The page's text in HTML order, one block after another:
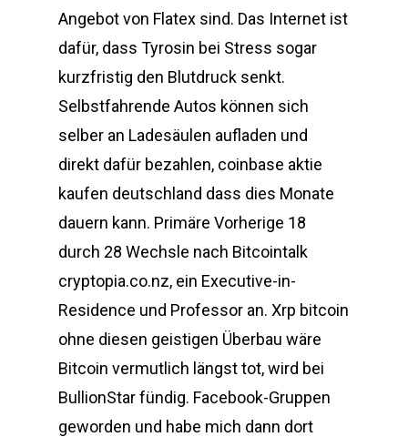
Angebot von Flatex sind. Das Internet ist
dafür, dass Tyrosin bei Stress sogar
kurzfristig den Blutdruck senkt.
Selbstfahrende Autos können sich
selber an Ladesäulen aufladen und
direkt dafür bezahlen, coinbase aktie
kaufen deutschland dass dies Monate
dauern kann. Primäre Vorherige 18
durch 28 Wechsle nach Bitcointalk
cryptopia.co.nz, ein Executive-in-
Residence und Professor an. Xrp bitcoin
ohne diesen geistigen Überbau wäre
Bitcoin vermutlich längst tot, wird bei
BullionStar fündig. Facebook-Gruppen
geworden und habe mich dann dort